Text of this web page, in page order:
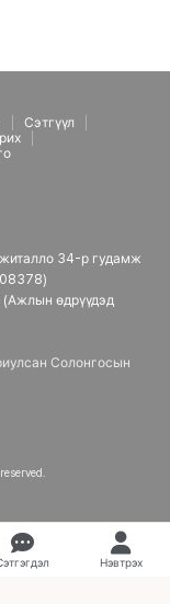
Сэтгүүл
34-р гудамж
өдрүүдэд
Солонгосын
Нэвтрэх